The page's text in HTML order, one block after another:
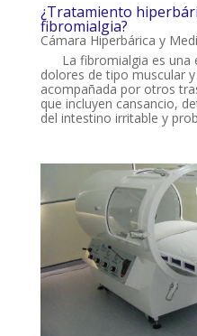
¿Tratamiento
fibromialgia?
Cámara Hiperbárica y
La fibromialgia es una
dolores de tipo muscular
acompañada por otros
que incluyen cansancio,
del intestino irritable y